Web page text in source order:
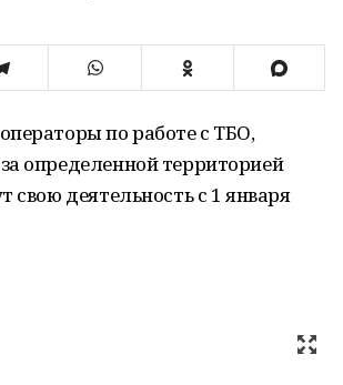
по работе с ТБО,
определенной территорией
свою деятельность с 1 января